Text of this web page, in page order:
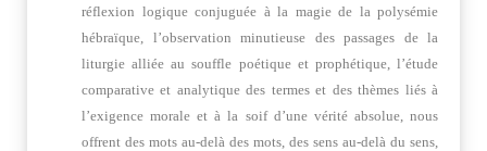
réflexion logique conjuguée à la magie de la polysémie
hébraïque, l’observation minutieuse des passages de la
liturgie alliée au souffle poétique et prophétique, l’étude
comparative et analytique des termes et des thèmes liés à
l’exigence morale et à la soif d’une vérité absolue, nous
offrent des mots au-delà des mots, des sens au-delà du sens,